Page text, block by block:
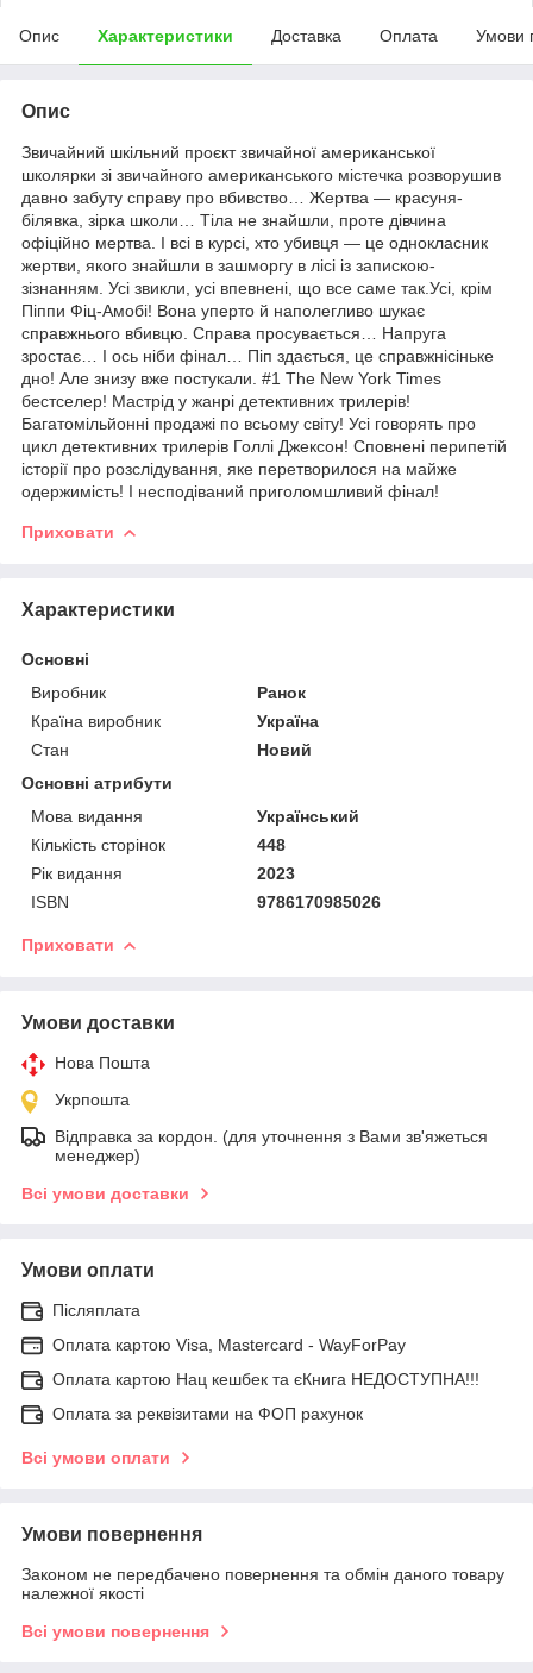
Опис Характеристики Доставка Оплата Умови
Опис
Звичайний шкільний проєкт звичайної американської
школярки зі звичайного американського містечка розворушив
давно забуту справу про вбивство… Жертва — красуня-
білявка, зірка школи… Тіла не знайшли, проте дівчина
офіційно мертва. І всі в курсі, хто убивця — це однокласник
жертви, якого знайшли в зашморгу в лісі із запискою-
зізнанням. Усі звикли, усі впевнені, що все саме так.Усі, крім
Піппи Фіц-Амобі! Вона уперто й наполегливо шукає
справжнього вбивцю. Справа просувається… Напруга
зростає… І ось ніби фінал… Піп здається, це справжнісіньке
дно! Але знизу вже постукали. #1 The New York Times
бестселер! Мастрід у жанрі детективних трилерів!
Багатомільйонні продажі по всьому світу! Усі говорять про
цикл детективних трилерів Голлі Джексон! Сповнені перипетій
історії про розслідування, яке перетворилося на майже
одержимість! І несподіваний приголомшливий фінал!
Приховати
Характеристики
Основні
Виробник
Ранок
Країна виробник
Україна
Стан
Новий
Основні атрибути
Мова видання
Український
Кількість сторінок
448
Рік видання
2023
ISBN
9786170985026
Приховати
Умови доставки
Нова Пошта
Укрпошта
Відправка за кордон. (для уточнення з Вами зв'яжеться
менеджер)
Всі умови доставки
Умови оплати
Післяплата
Оплата картою Visa, Mastercard - WayForPay
Оплата картою Нац кешбек та єКнига НЕДОСТУПНА!!!
Оплата за реквізитами на ФОП рахунок
Всі умови оплати
Умови повернення
Законом не передбачено повернення та обмін даного товару
належної якості
Всі умови повернення